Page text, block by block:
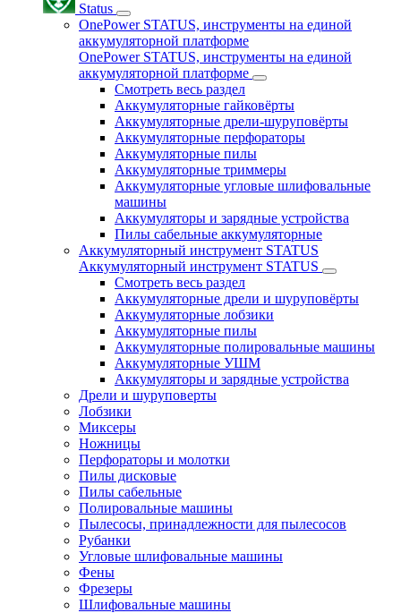
Status
OnePower STATUS, инструменты на единой
аккумуляторной платформе
OnePower STATUS, инструменты на единой
аккумуляторной платформе
Смотреть весь раздел
Аккумуляторные гайковёрты
Аккумуляторные дрели-шуруповёрты
Аккумуляторные перфораторы
Аккумуляторные пилы
Аккумуляторные триммеры
Аккумуляторные угловые шлифовальные
машины
Аккумуляторы и зарядные устройства
Пилы сабельные аккумуляторные
Аккумуляторный инструмент STATUS
Аккумуляторный инструмент STATUS
Смотреть весь раздел
Аккумуляторные дрели и шуруповёрты
Аккумуляторные лобзики
Аккумуляторные пилы
Аккумуляторные полировальные машины
Аккумуляторные УШМ
Аккумуляторы и зарядные устройства
Дрели и шуруповерты
Лобзики
Миксеры
Ножницы
Перфораторы и молотки
Пилы дисковые
Пилы сабельные
Полировальные машины
Пылесосы, принадлежности для пылесосов
Рубанки
Угловые шлифовальные машины
Фены
Фрезеры
Шлифовальные машины